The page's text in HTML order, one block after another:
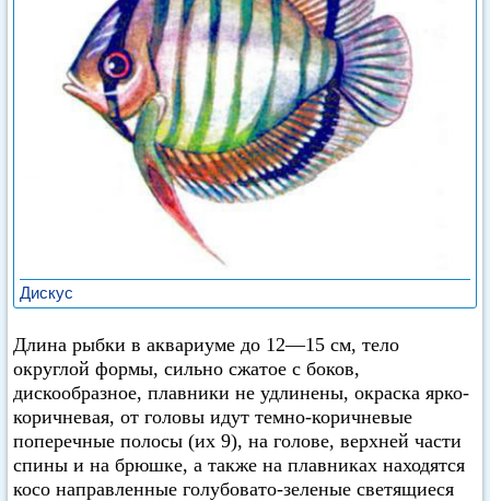
Дискус
Длина рыбки в аквариуме до 12—15 см, тело
округлой формы, сильно сжатое с боков,
дискообразное, плавники не удлинены, окраска ярко-
коричневая, от головы идут темно-коричневые
поперечные полосы (их 9), на голове, верхней части
спины и на брюшке, а также на плавниках находятся
косо направленные голубовато-зеленые светящиеся